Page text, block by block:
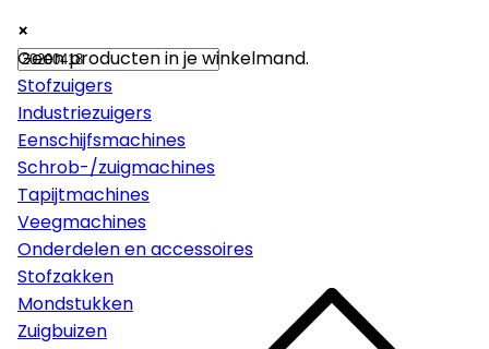
×
Machines
Stofzuigers
Industriezuigers
Eenschijfsmachines
Schrob-/zuigmachines
Tapijtmachines
Veegmachines
Onderdelen en accessoires
Stofzakken
Mondstukken
Zuigbuizen
×
×
Geen producten in je winkelmand.